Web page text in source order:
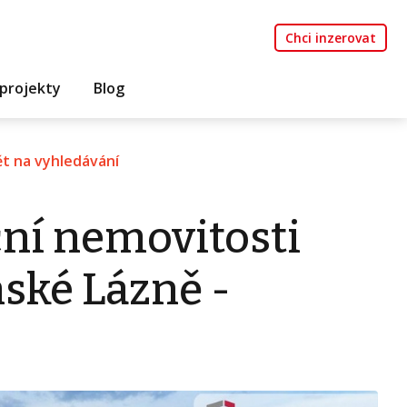
Chci inzerovat
Blog
na vyhledávání
nemovitosti
Lázně -